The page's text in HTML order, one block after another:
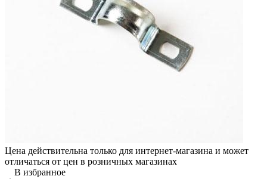
Цена действительна только для интернет-магазина и может
отличаться от цен в розничных магазинах
В избранное